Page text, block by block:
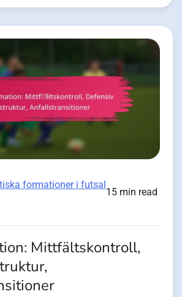
formationer i futsal
15 min read
Mittfältskontroll,